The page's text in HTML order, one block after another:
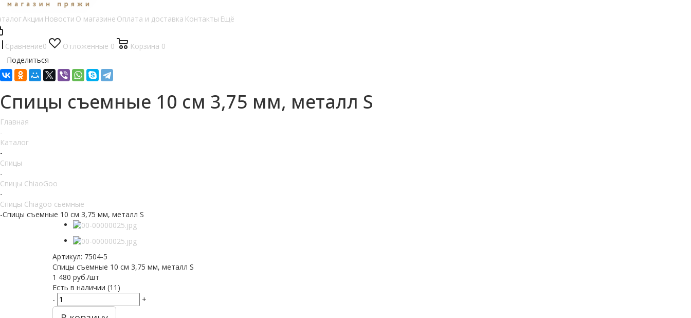
Акции Новости О магазине Оплата и доставка Контакты Ещё
Сравнение0 Отложенные 0 Корзина 0
Поделиться
Спицы съемные 10 см 3,75 мм, металл S
Главная
-
Каталог
-
Спицы
-
Спицы ChiaoGoo
-
Спицы Chiagoo сьемные
-Спицы съемные 10 см 3,75 мм, металл S
Артикул: 7504-5
Спицы съемные 10 см 3,75 мм, металл S
1 480 руб./шт
Есть в наличии (11)
-
+